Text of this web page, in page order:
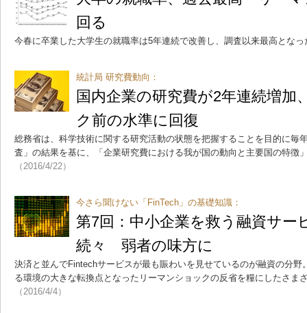
回る
今春に卒業した大学生の就職率は5年連続で改善し、調査以来最高となっ
統計局 研究費動向：
国内企業の研究費が2年連続増加
ク前の水準に回復
総務省は、科学技術に関する研究活動の状態を把握することを目的に毎
査」の結果を基に、「企業研究費における我が国の動向と主要国の特徴
（2016/4/22）
今さら聞けない「FinTech」の基礎知識：
第7回：中小企業を救う融資サー
続々 弱者の味方に
決済と並んでFintechサービスが最も賑わいを見せているのが融資の分野
る環境の大きな転換点となったリーマンショックの反省を糧にしたさま
（2016/4/4）